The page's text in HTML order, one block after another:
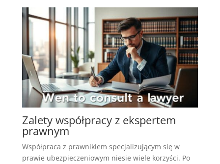
Zalety współpracy z ekspertem
prawnym
Współpraca z prawnikiem specjalizującym się w
prawie ubezpieczeniowym niesie wiele korzyści. Po